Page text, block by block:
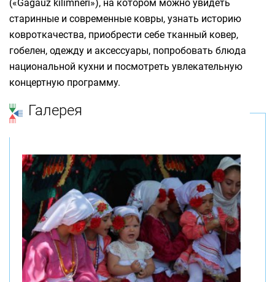
(«Gagauz kilimneri»), на котором можно увидеть
старинные и современные ковры, узнать историю
ковроткачества, приобрести себе тканный ковер,
гобелен, одежду и аксессуары, попробовать блюда
национальной кухни и посмотреть увлекательную
концертную программу.
Галерея